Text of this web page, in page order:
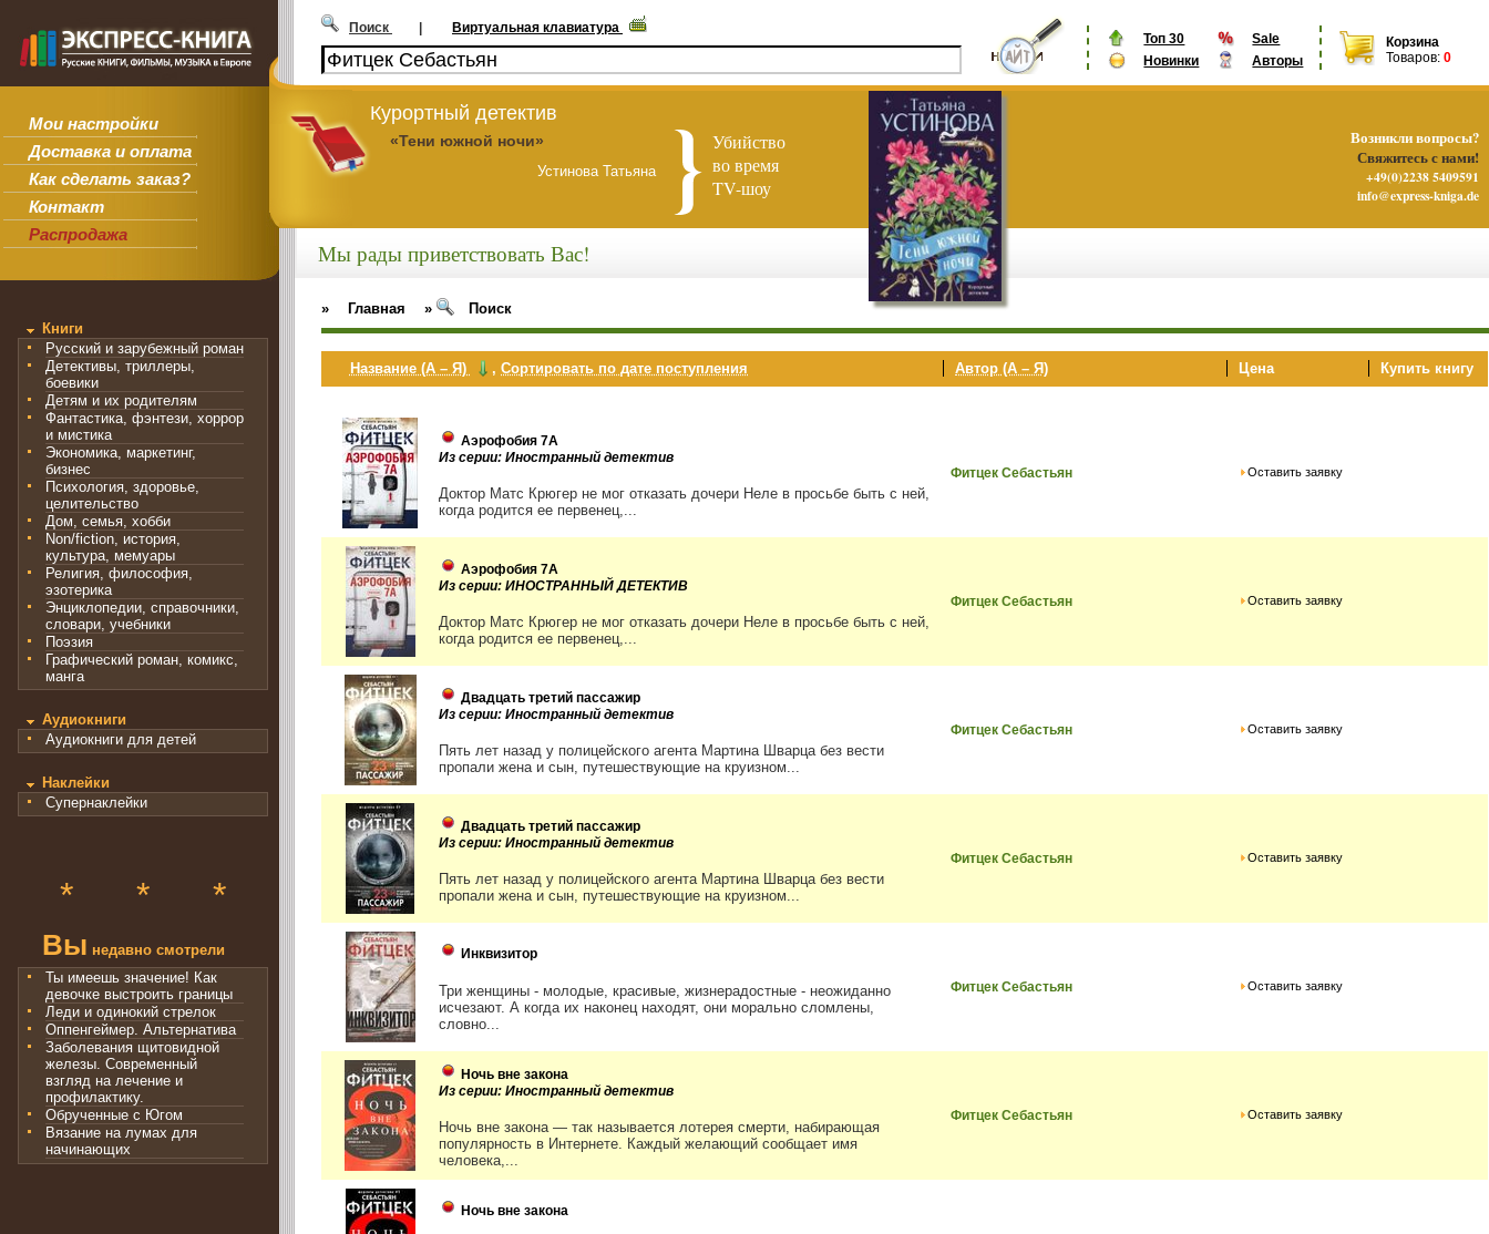
Мои настройки
Доставка и оплата
Как сделать заказ?
Контакт
Распродажа
Топ 30
Sale
Новинки
Авторы
Корзина
Товаров: 0
Поиск | Виртуальная клавиатура
Курортный детектив
«Тени южной ночи»
Устинова Татьяна
Убийство
во время
TV-шоу
Книги
Русский и зарубежный роман
Детективы, триллеры,
боевики
Детям и их родителям
Фантастика, фэнтези, хоррор
и мистика
Экономика, маркетинг,
бизнес
Психология, здоровье,
целительство
Дом, семья, хобби
Non/fiction, история,
культура, мемуары
Религия, философия,
эзотерика
Энциклопедии, справочники,
словари, учебники
Поэзия
Графический роман, комикс,
манга
Аудиокниги
Аудиокниги для детей
Наклейки
Супернаклейки
* * *
Вы недавно смотрели
Ты имеешь значение! Как
девочке выстроить границы
Леди и одинокий стрелок
Оппенгеймер. Альтернатива
Заболевания щитовидной
железы. Современный
взгляд на лечение и
профилактику.
Обрученные с Югом
Вязание на лумах для
начинающих
Мы рады приветствовать Вас!
» Главная » Поиск
Название (А – Я) ,Сортировать по дате поступления Автор (А – Я) Цена Купить книгу
Аэрофобия 7А
Из серии: Иностранный детектив
Доктор Матс Крюгер не мог отказать дочери Неле в просьбе быть с ней,
когда родится ее первенец,...
Фитцек Себастьян Оставить заявку
Аэрофобия 7А
Из серии: ИНОСТРАННЫЙ ДЕТЕКТИВ
Доктор Матс Крюгер не мог отказать дочери Неле в просьбе быть с ней,
когда родится ее первенец,...
Фитцек Себастьян Оставить заявку
Двадцать третий пассажир
Из серии: Иностранный детектив
Пять лет назад у полицейского агента Мартина Шварца без вести
пропали жена и сын, путешествующие на круизном...
Фитцек Себастьян Оставить заявку
Двадцать третий пассажир
Из серии: Иностранный детектив
Пять лет назад у полицейского агента Мартина Шварца без вести
пропали жена и сын, путешествующие на круизном...
Фитцек Себастьян Оставить заявку
Инквизитор
Три женщины - молодые, красивые, жизнерадостные - неожиданно
исчезают. А когда их наконец находят, они морально сломлены,
словно...
Фитцек Себастьян Оставить заявку
Ночь вне закона
Из серии: Иностранный детектив
Ночь вне закона — так называется лотерея смерти, набирающая
популярность в Интернете. Каждый желающий сообщает имя
человека,...
Фитцек Себастьян Оставить заявку
Ночь вне закона
Возникли вопросы?
Свяжитесь с нами!
+49(0)2238 5409591
info@express-kniga.de